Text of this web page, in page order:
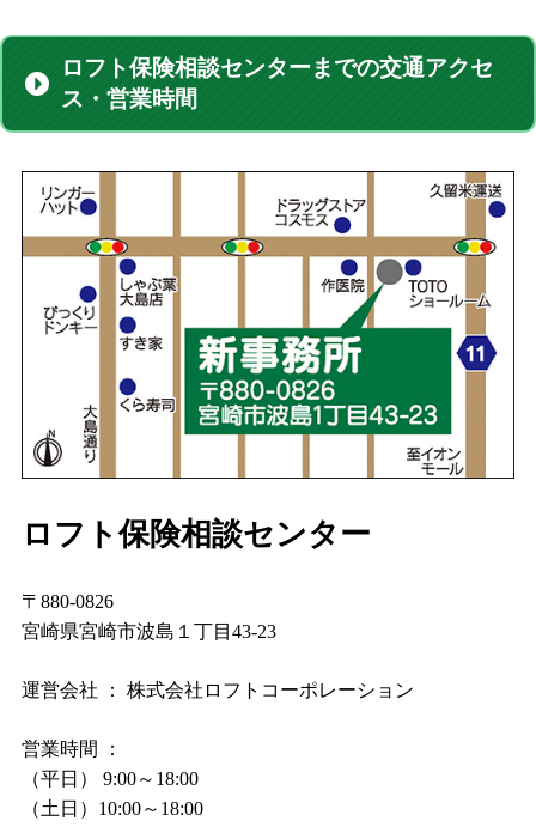
ロフト保険相談センターまでの交通アクセ
ス・営業時間
ロフト保険相談センター
〒880-0826
宮崎県宮崎市波島１丁目43-23
運営会社 ： 株式会社ロフトコーポレーション
営業時間 ：
（平日） 9:00～18:00
（土日）10:00～18:00